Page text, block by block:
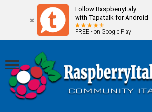
Follow RaspberryItaly
with Tapatalk for Android
FREE - on Google Play